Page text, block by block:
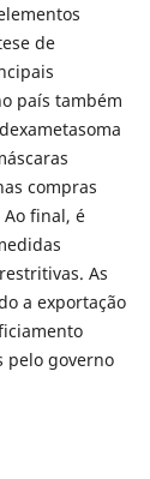
de
país também
compras
final, é
As
a exportação
pelo governo